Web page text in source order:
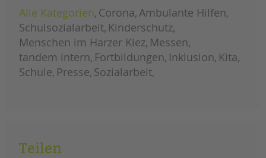
Impressum
Datenschutz
Hinweisgebersystem
Intranet
adolf-
reichwein-
schule
Alle Kategorien Corona Ambulante Hilfen
Schulsozialarbeit Kinderschutz
Menschen im Harzer Kiez Messen
tandem intern Fortbildungen Inklusion Kita
Schule Presse Sozialarbeit
Teilen